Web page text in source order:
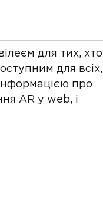
для тих, хто
для всіх,
про
AR у web, і